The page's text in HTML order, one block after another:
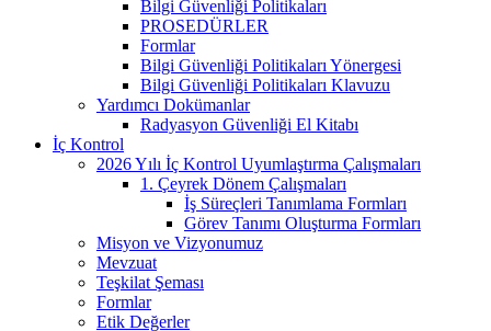
Bilgi Güvenliği Politikaları
PROSEDÜRLER
Formlar
Bilgi Güvenliği Politikaları Yönergesi
Bilgi Güvenliği Politikaları Klavuzu
Yardımcı Dokümanlar
Radyasyon Güvenliği El Kitabı
İç Kontrol
2026 Yılı İç Kontrol Uyumlaştırma Çalışmaları
1. Çeyrek Dönem Çalışmaları
İş Süreçleri Tanımlama Formları
Görev Tanımı Oluşturma Formları
Misyon ve Vizyonumuz
Mevzuat
Teşkilat Şeması
Formlar
Etik Değerler